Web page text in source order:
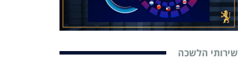
שירותי הלשכה